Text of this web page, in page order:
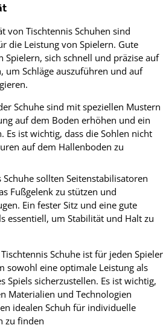
von Tischtennis Schuhen sind
die Leistung von Spielern. Gute
Spielern, sich schnell und präzise auf
um Schläge auszuführen und auf
Schuhe sind mit speziellen Mustern
auf dem Boden erhöhen und ein
Es ist wichtig, dass die Sohlen nicht
auf dem Hallenboden zu
sollten Seitenstabilisatoren
Fußgelenk zu stützen und
Ein fester Sitz und eine gute
essentiell, um Stabilität und Halt zu
Schuhe ist für jeden Spieler
sowohl eine optimale Leistung als
Spiels sicherzustellen. Es ist wichtig,
Materialien und Technologien
idealen Schuh für individuelle
zu finden